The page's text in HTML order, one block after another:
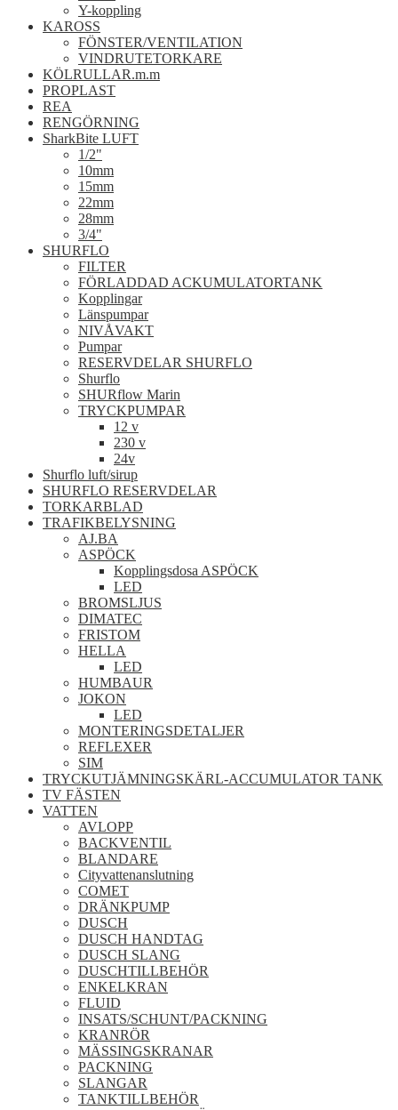
Y-koppling
KAROSS
FÖNSTER/VENTILATION
VINDRUTETORKARE
KÖLRULLAR.m.m
PROPLAST
REA
RENGÖRNING
SharkBite LUFT
1/2"
10mm
15mm
22mm
28mm
3/4"
SHURFLO
FILTER
FÖRLADDAD ACKUMULATORTANK
Kopplingar
Länspumpar
NIVÅVAKT
Pumpar
RESERVDELAR SHURFLO
Shurflo
SHURflow Marin
TRYCKPUMPAR
12 v
230 v
24v
Shurflo luft/sirup
SHURFLO RESERVDELAR
TORKARBLAD
TRAFIKBELYSNING
AJ.BA
ASPÖCK
Kopplingsdosa ASPÖCK
LED
BROMSLJUS
DIMATEC
FRISTOM
HELLA
LED
HUMBAUR
JOKON
LED
MONTERINGSDETALJER
REFLEXER
SIM
TRYCKUTJÄMNINGSKÄRL-ACCUMULATOR TANK
TV FÄSTEN
VATTEN
AVLOPP
BACKVENTIL
BLANDARE
Cityvattenanslutning
COMET
DRÄNKPUMP
DUSCH
DUSCH HANDTAG
DUSCH SLANG
DUSCHTILLBEHÖR
ENKELKRAN
FLUID
INSATS/SCHUNT/PACKNING
KRANRÖR
MÄSSINGSKRANAR
PACKNING
SLANGAR
TANKTILLBEHÖR